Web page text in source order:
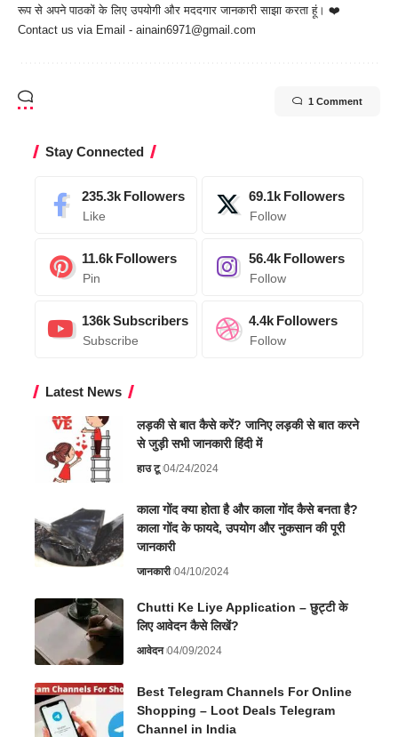
रूप से अपने पाठकों के लिए उपयोगी और मददगार जानकारी साझा करता हूं। ❤️
Contact us via Email - ainain6971@gmail.com
1 Comment
Stay Connected
235.3k Followers
Like
69.1k Followers
Follow
11.6k Followers
Pin
56.4k Followers
Follow
136kSubscribers
Subscribe
4.4k Followers
Follow
Latest News
लड़की से बात कैसे करें? जानिए लड़की से बात करने
से जुड़ी सभी जानकारी हिंदी में
हाउ टू 04/24/2024
काला गोंद क्या होता है और काला गोंद कैसे बनता है?
काला गोंद के फायदे, उपयोग और नुकसान की पूरी
जानकारी
जानकारी 04/10/2024
Chutti Ke Liye Application – छुट्टी के
लिए आवेदन कैसे लिखें?
आवेदन 04/09/2024
Best Telegram Channels For Online
Shopping – Loot Deals Telegram
Channel in India